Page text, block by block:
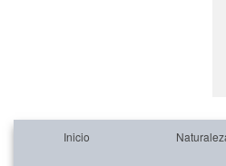
Inicio